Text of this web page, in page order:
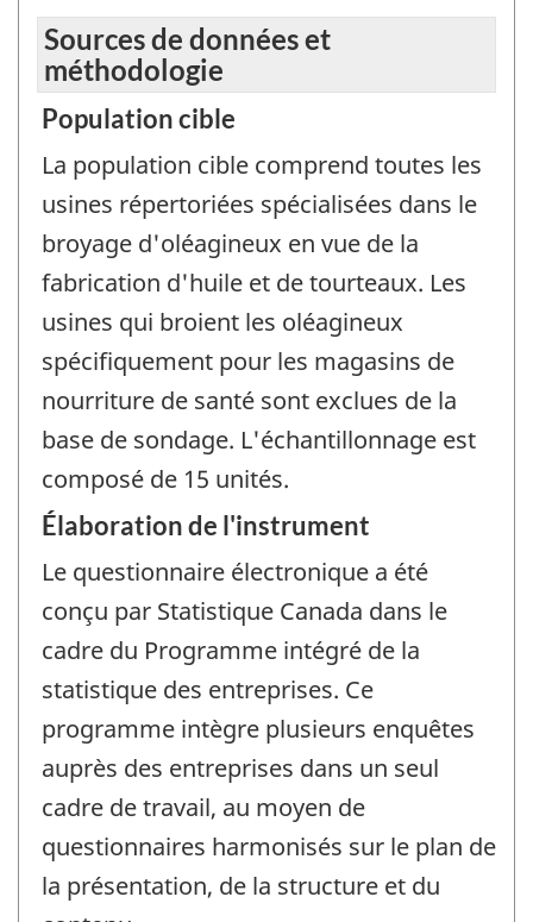
Sources de données et
méthodologie
Population cible
La population cible comprend toutes les
usines répertoriées spécialisées dans le
broyage d'oléagineux en vue de la
fabrication d'huile et de tourteaux. Les
usines qui broient les oléagineux
spécifiquement pour les magasins de
nourriture de santé sont exclues de la
base de sondage. L'échantillonnage est
composé de 15 unités.
Élaboration de l'instrument
Le questionnaire électronique a été
conçu par Statistique Canada dans le
cadre du Programme intégré de la
statistique des entreprises. Ce
programme intègre plusieurs enquêtes
auprès des entreprises dans un seul
cadre de travail, au moyen de
questionnaires harmonisés sur le plan de
la présentation, de la structure et du